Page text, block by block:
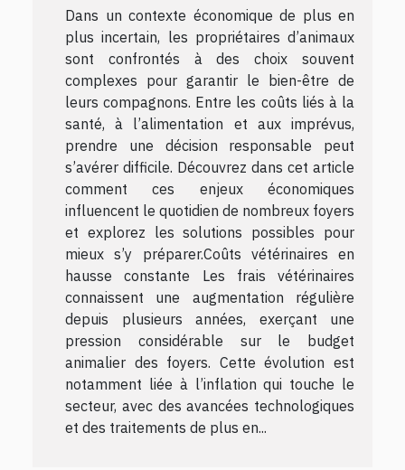
Dans un contexte économique de plus en
plus incertain, les propriétaires d’animaux
sont confrontés à des choix souvent
complexes pour garantir le bien-être de
leurs compagnons. Entre les coûts liés à la
santé, à l’alimentation et aux imprévus,
prendre une décision responsable peut
s’avérer difficile. Découvrez dans cet article
comment ces enjeux économiques
influencent le quotidien de nombreux foyers
et explorez les solutions possibles pour
mieux s’y préparer.Coûts vétérinaires en
hausse constante Les frais vétérinaires
connaissent une augmentation régulière
depuis plusieurs années, exerçant une
pression considérable sur le budget
animalier des foyers. Cette évolution est
notamment liée à l’inflation qui touche le
secteur, avec des avancées technologiques
et des traitements de plus en...